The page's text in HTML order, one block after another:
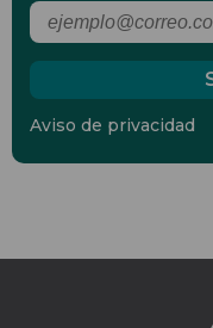
Aviso de privacidad